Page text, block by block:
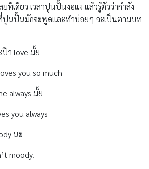
ทีเดียว เวลาปูนปั้นงอแง แล้วรู้ตัวว่ากำลัง
ปูนปั้นมักจะพูดและทำบ่อยๆ จะเป็นตามบท
า love มั้ย
you so much
always มั้ย
you always
นะ
moody.